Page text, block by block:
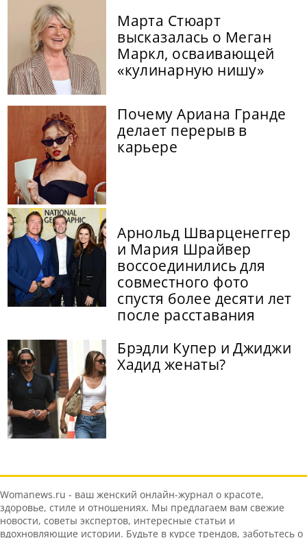
Марта Стюарт
высказалась о Меган
Маркл, осваивающей
«кулинарную нишу»
Почему Ариана Гранде
делает перерыв в
карьере
Арнольд Шварценеггер
и Мария Шрайвер
воссоединились для
совместного фото
спустя более десяти лет
после расставания
Брэдли Купер и Джиджи
Хадид женаты?
Womanews.ru - ваш женский онлайн-журнал о красоте,
здоровье, стиле и отношениях. Мы предлагаем вам свежие
новости, советы экспертов, интересные статьи и
вдохновляющие истории. Будьте в курсе трендов, заботьтесь о